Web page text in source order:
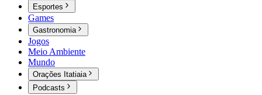
Esportes
Games
Gastronomia
Jogos
Meio Ambiente
Mundo
Orações Itatiaia
Podcasts